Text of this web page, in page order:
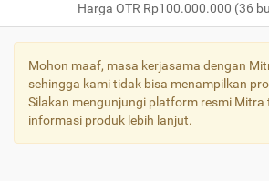
Harga OTR Rp100.000.000 (36
Mohon maaf, masa kerjasama dengan
sehingga kami tidak bisa menampilkan
Silakan mengunjungi platform resmi
informasi produk lebih lanjut.